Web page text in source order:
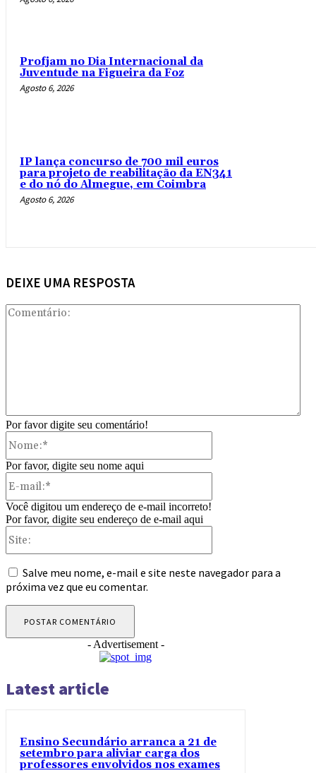
Profjam no Dia Internacional da
Juventude na Figueira da Foz
Agosto 6, 2026
IP lança concurso de 700 mil euros
para projeto de reabilitação da EN341
e do nó do Almegue, em Coimbra
Agosto 6, 2026
DEIXE UMA RESPOSTA
Por favor digite seu comentário!
Por favor, digite seu nome aqui
Você digitou um endereço de e-mail incorreto!
Por favor, digite seu endereço de e-mail aqui
Salve meu nome, e-mail e site neste navegador para a
próxima vez que eu comentar.
- Advertisement -
Latest article
Ensino Secundário arranca a 21 de
setembro para aliviar carga dos
professores envolvidos nos exames